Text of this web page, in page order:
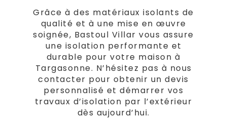
Grâce à des matériaux isolants de
qualité et à une mise en œuvre
soignée, Bastoul Villar vous assure
une isolation performante et
durable pour votre maison à
Targasonne. N’hésitez pas à nous
contacter pour obtenir un devis
personnalisé et démarrer vos
travaux d’isolation par l’extérieur
dès aujourd’hui.